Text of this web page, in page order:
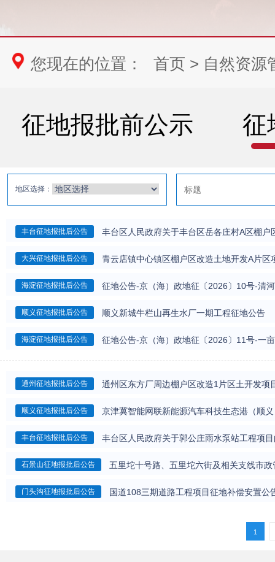
您现在的位置： 首页 > 自然资源
征地报批前公示 征